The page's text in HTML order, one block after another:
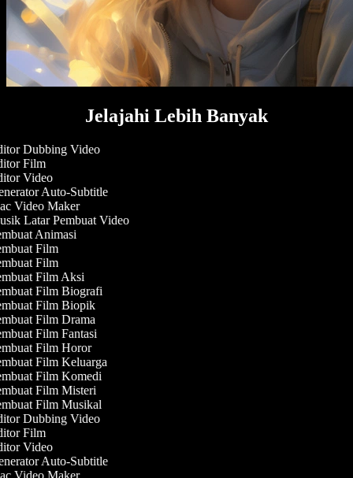
Jelajahi Lebih Banyak
Dubbing Video
Film
Video
Auto-Subtitle
Video Maker
Latar Pembuat Video
Animasi
Film
Film
Film Aksi
Film Biografi
Film Biopik
Film Drama
Film Fantasi
Film Horor
Film Keluarga
Film Komedi
Film Misteri
Film Musikal
Dubbing Video
Film
Video
Auto-Subtitle